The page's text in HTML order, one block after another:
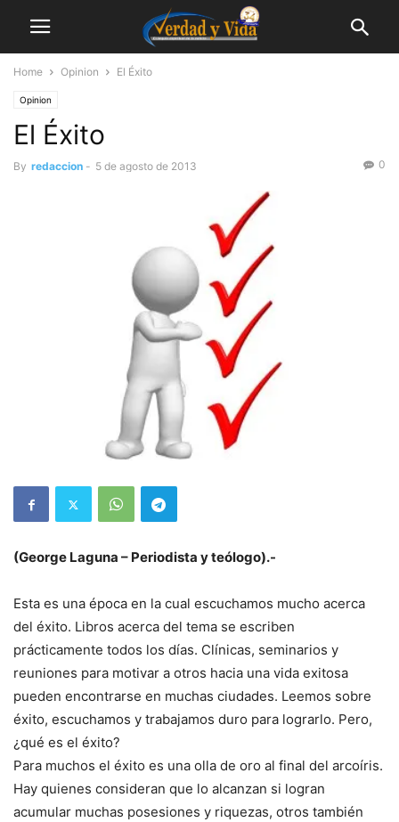
Home Opinion El Éxito
Opinion
El Éxito
By redaccion - 5 de agosto de 2013 0
(George Laguna – Periodista y teólogo).-
Esta es una época en la cual escuchamos mucho acerca
del éxito. Libros acerca del tema se escriben
prácticamente todos los días. Clínicas, seminarios y
reuniones para motivar a otros hacia una vida exitosa
pueden encontrarse en muchas ciudades. Leemos sobre
éxito, escuchamos y trabajamos duro para lograrlo. Pero,
¿qué es el éxito?
Para muchos el éxito es una olla de oro al final del arcoíris.
Hay quienes consideran que lo alcanzan si logran
acumular muchas posesiones y riquezas, otros también